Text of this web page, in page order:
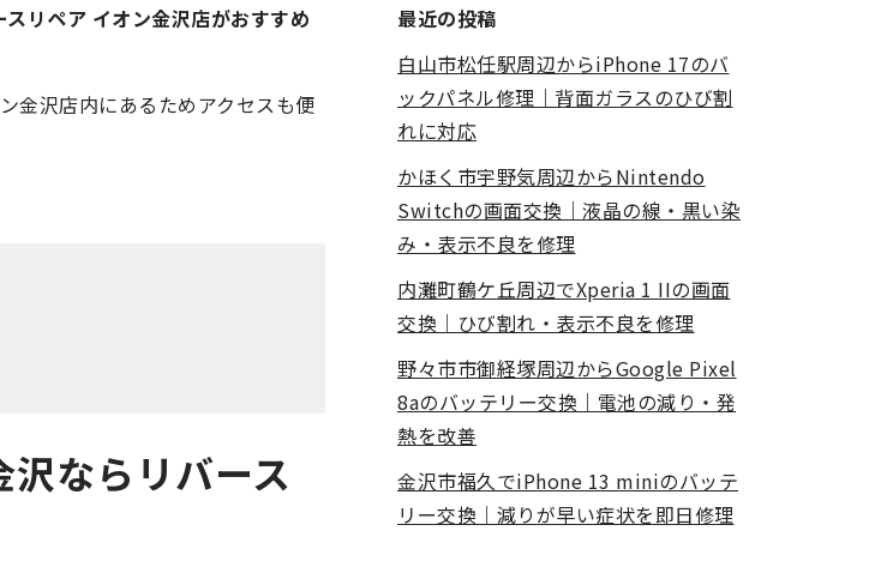
スリペア イオン金沢店がおすすめ
金沢店内にあるためアクセスも便
ならリバース
最近の投稿
白山市松任駅周辺からiPhone 17のバ
ックパネル修理｜背面ガラスのひび割
れに対応
かほく市宇野気周辺からNintendo
Switchの画面交換｜液晶の線・黒い染
み・表示不良を修理
内灘町鶴ケ丘周辺でXperia 1 IIの画面
交換｜ひび割れ・表示不良を修理
野々市市御経塚周辺からGoogle Pixel
8aのバッテリー交換｜電池の減り・発
熱を改善
金沢市福久でiPhone 13 miniのバッテ
リー交換｜減りが早い症状を即日修理